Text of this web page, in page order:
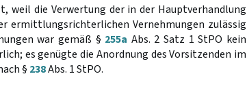
weil die Verwertung der in der Hauptverhandlung
ermittlungsrichterlichen Vernehmungen zulässig
war gemäß § 255a Abs. 2 Satz 1 StPO kein
es genügte die Anordnung des Vorsitzenden im
§ 238Abs. 1 StPO.